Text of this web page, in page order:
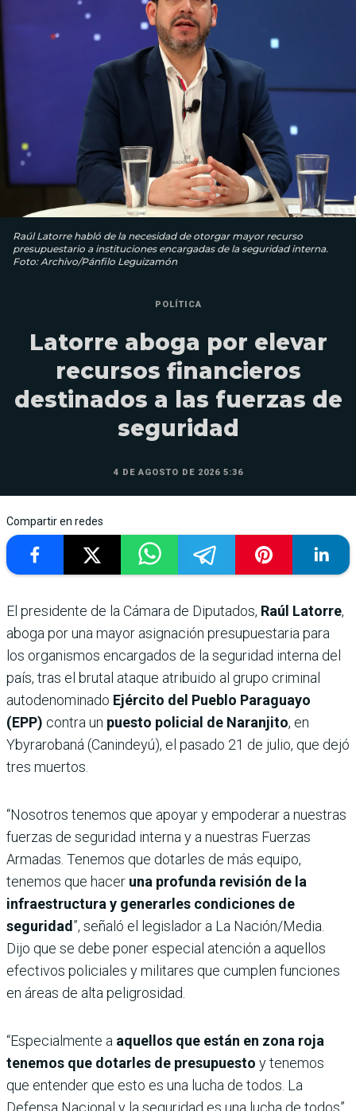
Raúl Latorre habló de la necesidad de otorgar mayor recurso
presupuestario a instituciones encargadas de la seguridad interna.
Foto: Archivo/Pánfilo Leguizamón
POLÍTICA
Latorre aboga por elevar
recursos financieros
destinados a las fuerzas de
seguridad
4 DE AGOSTO DE 2026 5:36
Compartir en redes
El presidente de la Cámara de Diputados, Raúl Latorre,
aboga por una mayor asignación presupuestaria para
los organismos encargados de la seguridad interna del
país, tras el brutal ataque atribuido al grupo criminal
autodenominado Ejército del Pueblo Paraguayo
(EPP) contra un puesto policial de Naranjito, en
Ybyrarobaná (Canindeyú), el pasado 21 de julio, que dejó
tres muertos.
“Nosotros tenemos que apoyar y empoderar a nuestras
fuerzas de seguridad interna y a nuestras Fuerzas
Armadas. Tenemos que dotarles de más equipo,
tenemos que hacer una profunda revisión de la
infraestructura y generarles condiciones de
seguridad”, señaló el legislador a La Nación/Media.
Dijo que se debe poner especial atención a aquellos
efectivos policiales y militares que cumplen funciones
en áreas de alta peligrosidad.
“Especialmente a aquellos que están en zona roja
tenemos que dotarles de presupuesto y tenemos
que entender que esto es una lucha de todos. La
Defensa Nacional y la seguridad es una lucha de todos”,